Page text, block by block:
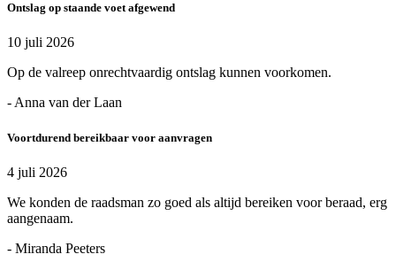
Ontslag op staande voet afgewend
10 juli 2026
Op de valreep onrechtvaardig ontslag kunnen voorkomen.
- Anna van der Laan
Voortdurend bereikbaar voor aanvragen
4 juli 2026
We konden de raadsman zo goed als altijd bereiken voor beraad, erg
aangenaam.
- Miranda Peeters